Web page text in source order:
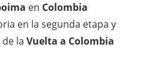
en Colombia
en la segunda etapa y
de la Vuelta a Colombia